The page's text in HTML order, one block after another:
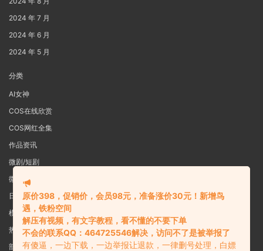
2024 年 7 月
2024 年 6 月
2024 年 5 月
分类
AI女神
COS在线欣赏
COS网红全集
作品资讯
微剧/短剧
微密圈
日系写真
模特女神
热舞视频
部分预览图
原价398，促销价，会员98元，准备涨价30元！新增鸟
遇，铁粉空间
解压有视频，有文字教程，看不懂的不要下单
不会的联系QQ：464725546解决，访问不了是被举报了
有傻逼，一边下载，一边举报让退款，一律删号处理，白嫖